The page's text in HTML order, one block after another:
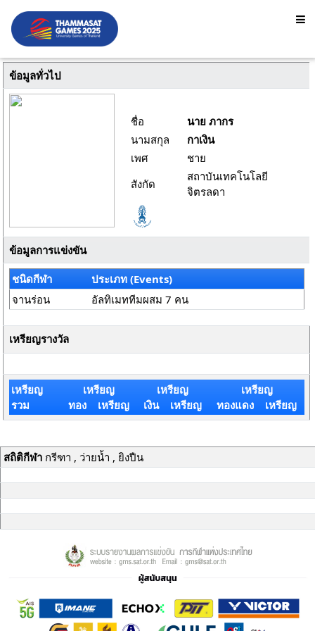
ข้อมูลทั่วไป
ชื่อ
นาย ภากร
นามสกุล
กาเงิน
เพศ
ชาย
สังกัด
สถาบันเทคโนโลยี
จิตรลดา
ข้อมูลการแข่งขัน
ชนิดกีฬา
ประเภท (Events)
จานร่อน
อัลทิเมททีมผสม 7 คน
เหรียญรางวัล
เหรียญ
รวม
เหรียญ
ทอง เหรียญ
เหรียญ
เงิน เหรียญ
เหรียญ
ทองแดง เหรียญ
สถิติกีฬากรีฑา , ว่ายน้ำ , ยิงปืน